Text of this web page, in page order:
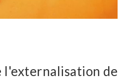
l'externalisation de